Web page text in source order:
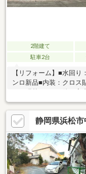
2階建て
駐車2台
【リフォーム】■水回
ンロ新品■内装：クロス
設】■上島小学校…徒歩
は 家デパ へ■□――――――
動産のことなら何でも
終わりでもご案内可能
ます。ぜひご家族揃って
静岡県浜松